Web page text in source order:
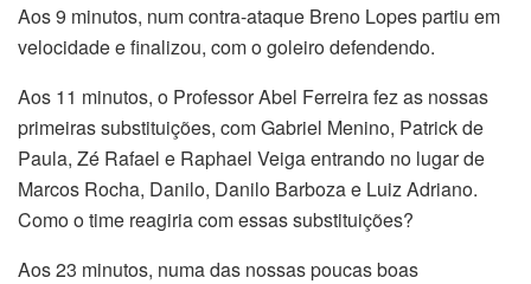
Aos 9 minutos, num contra-ataque Breno Lopes partiu em
velocidade e finalizou, com o goleiro defendendo.
Aos 11 minutos, o Professor Abel Ferreira fez as nossas
primeiras substituições, com Gabriel Menino, Patrick de
Paula, Zé Rafael e Raphael Veiga entrando no lugar de
Marcos Rocha, Danilo, Danilo Barboza e Luiz Adriano.
Como o time reagiria com essas substituições?
Aos 23 minutos, numa das nossas poucas boas